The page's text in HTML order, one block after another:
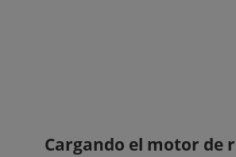
Cargando el motor de